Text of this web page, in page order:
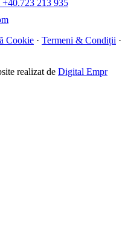
213 935
Cookie · Termeni & Condiții ·
realizat de Digital Empr